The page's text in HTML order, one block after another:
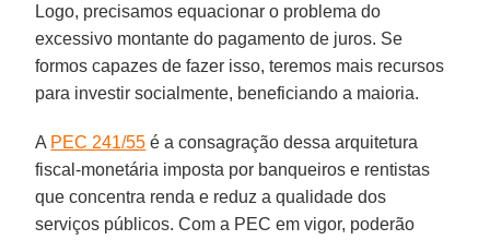
Logo, precisamos equacionar o problema do
excessivo montante do pagamento de juros. Se
formos capazes de fazer isso, teremos mais recursos
para investir socialmente, beneficiando a maioria.
A PEC 241/55 é a consagração dessa arquitetura
fiscal-monetária imposta por banqueiros e rentistas
que concentra renda e reduz a qualidade dos
serviços públicos. Com a PEC em vigor, poderão